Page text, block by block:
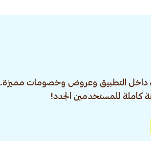
داخل التطبيق وعروض وخصومات مميزة.
كاملة للمستخدمين الجدد!